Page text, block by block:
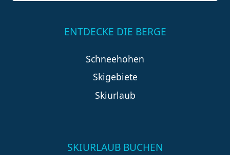
ENTDECKE DIE BERGE
Schneehöhen
Skigebiete
Skiurlaub
SKIURLAUB BUCHEN